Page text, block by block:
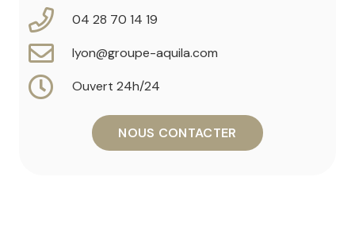
04 28 70 14 19
lyon@groupe-aquila.com
Ouvert 24h/24
NOUS CONTACTER